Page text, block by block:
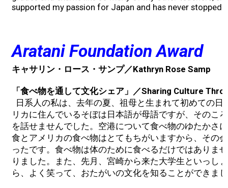
supported my passion for Japan and has never stopped
Aratani Foundation Award
キャサリン・ロース・サンプ／Kathryn Rose Samp
「食べ物を通して文化シェア」／Sharing Culture
日系人の私は、去年の夏、祖母と生まれて初めての日
リカに住んでいるそぼは日本語が母語ですが、そのこ
を話せませんでした。空港について食べ物のゆたかさ
食とアメリカの食べ物はとてもちがいますから、その
ったです。食べ物は体のために食べるだけではありま
りました。また、先月、宮崎から来た大学生といっし
ら、よく笑って、おたがいの文化を知ることができま